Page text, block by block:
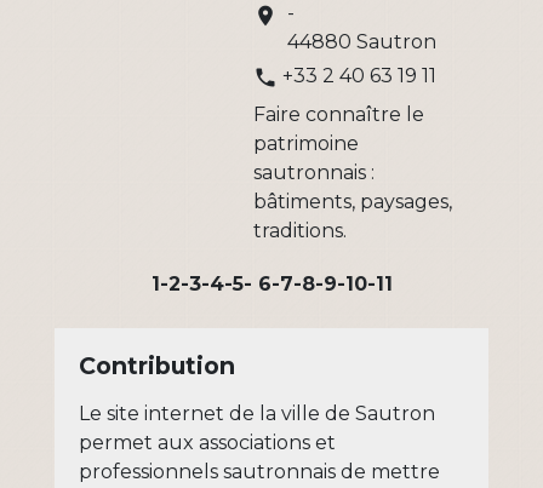
location_on
-
44880 Sautron
phone +33 2 40 63 19 11
Faire connaître le
patrimoine
sautronnais :
bâtiments, paysages,
traditions.
1-2-3-4-5- 6-7-8-9-10-11
Contribution
Le site internet de la ville de Sautron
permet aux associations et
professionnels sautronnais de mettre